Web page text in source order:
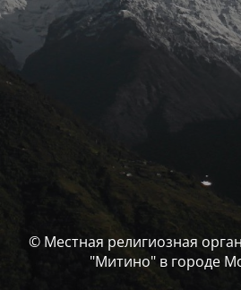
© Местная религиозная
"Митино" в городе